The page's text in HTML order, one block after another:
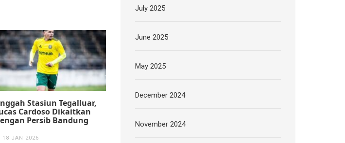
Stasiun Tegalluar,
Cardoso Dikaitkan
Persib Bandung
18 JAN 2026
July 2025
June 2025
May 2025
December 2024
November 2024